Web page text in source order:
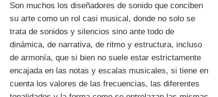
Son muchos los diseñadores de sonido que conciben
su arte como un rol casi musical, donde no solo se
trata de sonidos y silencios sino ante todo de
dinámica, de narrativa, de ritmo y estructura, incluso
de armonía, que si bien no suele estar estrictamente
encajada en las notas y escalas musicales, si tiene en
cuenta los valores de las frecuencias, las diferentes